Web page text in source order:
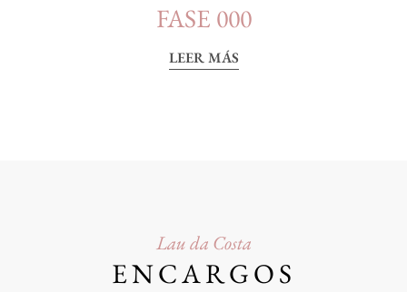
FASE 000
LEER MÁS
Lau da Costa
ENCARGOS